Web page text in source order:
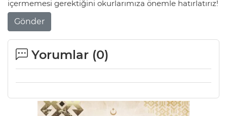
içermemesi gerektiğini okurlarımıza önemle hatırlatırız!
Gönder
Yorumlar (0)